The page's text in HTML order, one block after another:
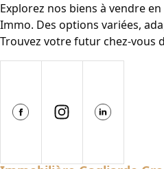
Explorez nos biens à vendre
Immo. Des options variées,
Trouvez votre futur chez-vous